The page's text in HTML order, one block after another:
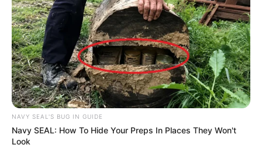
NAVY SEAL'S BUG IN GUIDE
Navy SEAL: How To Hide Your Preps In Places They Won't
Look